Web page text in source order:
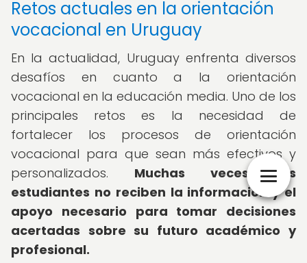
Retos actuales en la orientación
vocacional en Uruguay
En la actualidad, Uruguay enfrenta diversos
desafíos en cuanto a la orientación
vocacional en la educación media. Uno de los
principales retos es la necesidad de
fortalecer los procesos de orientación
vocacional para que sean más efectivos y
personalizados. Muchas veces, los
estudiantes no reciben la información y el
apoyo necesario para tomar decisiones
acertadas sobre su futuro académico y
profesional.